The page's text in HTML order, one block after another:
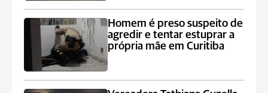
Homem é preso suspeito de
agredir e tentar estuprar a
própria mãe em Curitiba